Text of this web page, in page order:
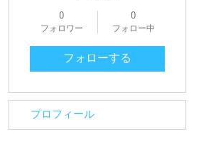
0
フォロワー
0
フォロー中
フォローする
プロフィール